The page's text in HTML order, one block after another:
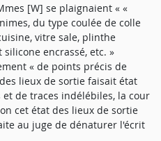
[W] se plaignaient « «
du type coulée de colle
vitre sale, plinthe
encrassé, etc. »
« de points précis de
lieux de sortie faisait état
de traces indélébiles, la cour
cet état des lieux de sortie
au juge de dénaturer l'écrit